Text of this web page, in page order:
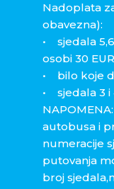
Nadoplata
obavezna):
• sjedala
osobi 30 EUR
• bilo koje
• sjedala 3 i
autobusa i
numeracije
putovanja
broj